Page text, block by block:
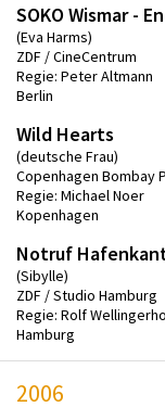
SOKO Wismar -
(Eva Harms)
ZDF / CineCentrum
Regie: Peter Altmann
Berlin
Wild Hearts
(deutsche Frau)
Copenhagen Bombay
Regie: Michael Noer
Kopenhagen
Notruf
(Sibylle)
ZDF / Studio Hamburg
Regie: Rolf
Hamburg
2006